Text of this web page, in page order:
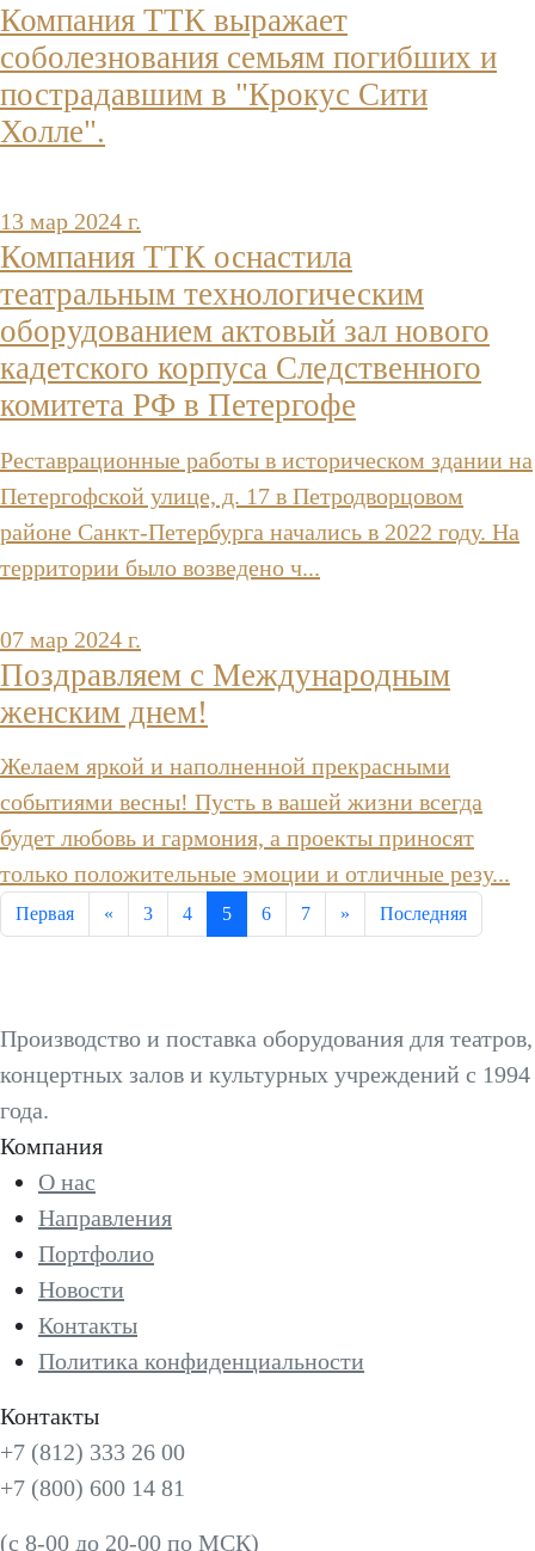
Компания ТТК выражает
соболезнования семьям погибших и
пострадавшим в "Крокус Сити
Холле".
13 мар 2024 г.
Компания ТТК оснастила
театральным технологическим
оборудованием актовый зал нового
кадетского корпуса Следственного
комитета РФ в Петергофе
Реставрационные работы в историческом здании на
Петергофской улице, д. 17 в Петродворцовом
районе Санкт-Петербурга начались в 2022 году. На
территории было возведено ч...
07 мар 2024 г.
Поздравляем с Международным
женским днем!
Желаем яркой и наполненной прекрасными
событиями весны! Пусть в вашей жизни всегда
будет любовь и гармония, а проекты приносят
только положительные эмоции и отличные резу...
Первая « 3 4 5 6 7 » Последняя
Производство и поставка оборудования для театров,
концертных залов и культурных учреждений с 1994
года.
Компания
О нас
Направления
Портфолио
Новости
Контакты
Политика конфиденциальности
Контакты
+7 (812) 333 26 00
+7 (800) 600 14 81
(с 8-00 до 20-00 по МСК)